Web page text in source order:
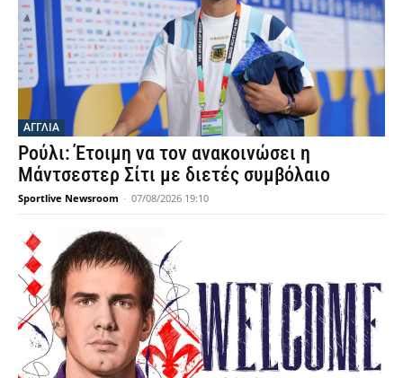
του Μπόλομποϊ από την ΑΣΒΕΛ
Sportlive Newsroom - 07/08/2026 22:40